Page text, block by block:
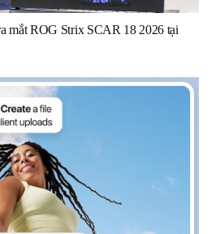
mắt ROG Strix SCAR 18 2026 tại